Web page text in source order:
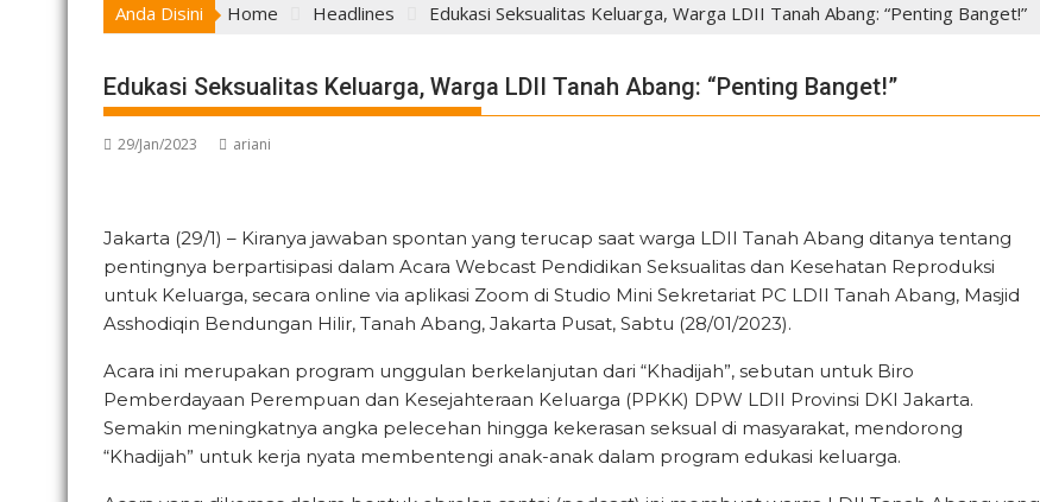
Anda Disini Home Headlines Edukasi Seksualitas Keluarga, Warga LDII Tanah Abang: “Penting Banget!”
Edukasi Seksualitas Keluarga, Warga LDII Tanah Abang: “Penting Banget!”
29/Jan/2023 ariani
Jakarta (29/1) – Kiranya jawaban spontan yang terucap saat warga LDII Tanah Abang ditanya tentang
pentingnya berpartisipasi dalam Acara Webcast Pendidikan Seksualitas dan Kesehatan Reproduksi
untuk Keluarga, secara online via aplikasi Zoom di Studio Mini Sekretariat PC LDII Tanah Abang, Masjid
Asshodiqin Bendungan Hilir, Tanah Abang, Jakarta Pusat, Sabtu (28/01/2023).
Acara ini merupakan program unggulan berkelanjutan dari “Khadijah”, sebutan untuk Biro
Pemberdayaan Perempuan dan Kesejahteraan Keluarga (PPKK) DPW LDII Provinsi DKI Jakarta.
Semakin meningkatnya angka pelecehan hingga kekerasan seksual di masyarakat, mendorong
“Khadijah” untuk kerja nyata membentengi anak-anak dalam program edukasi keluarga.